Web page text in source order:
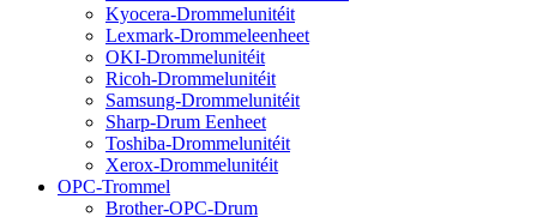
Kyocera-Drommelunitéit
Lexmark-Drommeleenheet
OKI-Drommelunitéit
Ricoh-Drommelunitéit
Samsung-Drommelunitéit
Sharp-Drum Eenheet
Toshiba-Drommelunitéit
Xerox-Drommelunitéit
OPC-Trommel
Brother-OPC-Drum